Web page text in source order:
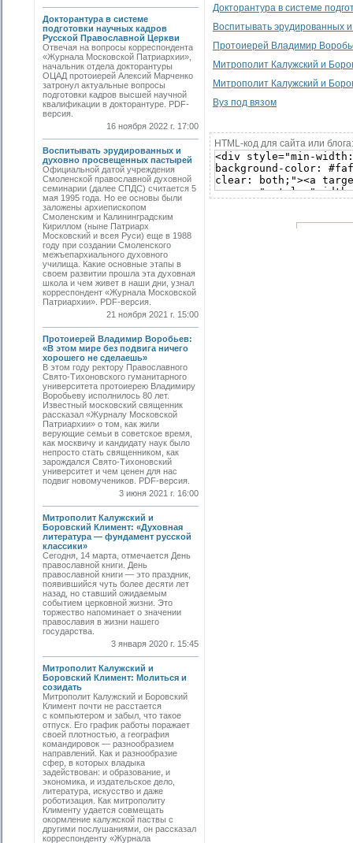
Докторантура в системе
подготовки научных кадров
Русской Православной Церкви
Отвечая на вопросы корреспондента
«Журнала Московской Патриархии»,
начальник отдела докторантуры
ОЦАД протоиерей Алексий Марченко
затронул актуальные вопросы
подготовки кадров высшей научной
квалификации в докторантуре. PDF-
версия.
16 ноября 2022 г. 17:00
Воспитывать эрудированных и
духовно просвещенных пастырей
Официальной датой учреждения
Смоленской православной духовной
семинарии (далее СПДС) считается 5
мая 1995 года. Но ее основы были
заложены архиепископом
Смоленским и Калининградским
Кириллом (ныне Патриарх
Московский и всея Руси) еще в 1988
году при создании Смоленского
межъепархиального духовного
училища. Какие основные этапы в
своем развитии прошла эта духовная
школа и чем живет в наши дни, узнал
корреспондент «Журнала Московской
Патриархии». PDF-версия.
21 ноября 2021 г. 15:00
Протоиерей Владимир Воробьев:
«В этом мире без подвига ничего
хорошего не сделаешь»
В этом году ректору Православного
Свято-Тихоновского гуманитарного
университета протоиерею Владимиру
Воробьеву исполнилось 80 лет.
Известный московский священник
рассказал «Журналу Московской
Патриархии» о том, как жили
верующие семьи в советское время,
как москвичу и кандидату наук было
непросто стать священником, как
зарождался Свято-Тихоновский
университет и чем ценен для нас
подвиг новомучеников. PDF-версия.
3 июня 2021 г. 16:00
Митрополит Калужский и
Боровский Климент: «Духовная
литература — фундамент русской
классики»
Сегодня, 14 марта, отмечается День
православной книги. День
православной книги — это праздник,
появившийся чуть более десяти лет
назад, но ставший ожидаемым
событием церковной жизни. Это
торжество напоминает о значении
православия в жизни нашего
государства.
3 января 2020 г. 15:45
Митрополит Калужский и
Боровский Климент: Молиться и
созидать
Митрополит Калужский и Боровский
Климент почти не расстается
с компьютером и забыл, что такое
отпуск. Его график работы поражает
своей плотностью, а география
командировок — разнообразием
направлений. Как и разнообразие
сфер, в которых владыка
задействован: и образование, и
экономика, и издательское дело,
литература, искусство и даже
роботизация. Как митрополиту
Клименту удается совмещать
окормление калужской паствы с
другими послушаниями, он рассказал
корреспонденту «Журнала
Докторантура в системе
Воспитывать эрудированных
Протоиерей Владимир
Митрополит Калужский и
Митрополит Калужский и
Вуз под вязом
HTML-код для сайта или блога: